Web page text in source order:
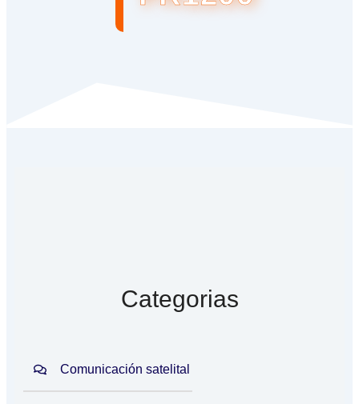
Categorias
Comunicación satelital